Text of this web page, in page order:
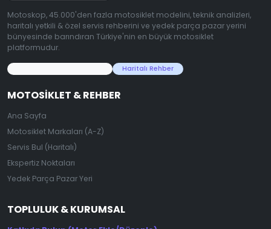
Motoskop, 45.000'den fazla motosiklet modelini, teknik analizleri,
haritalı yetkili & özel servis rehberini ve yedek parça pazar yerini
bünyesinde barındıran Türkiye'nin en büyük motosiklet
platformudur.
Haritalı Rehber
MOTOSIKLET & REHBER
Ana Sayfa
Motosiklet Markaları (A-Z)
Servis Bul (Haritalı)
Ekspertiz Noktaları
Yedek Parça Pazar Yeri
TOPLULUK & KURUMSAL